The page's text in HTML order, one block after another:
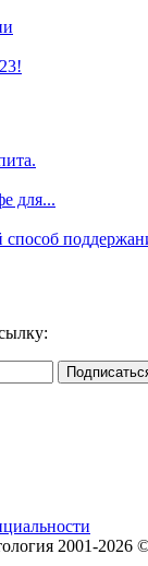
для...
2001-2026